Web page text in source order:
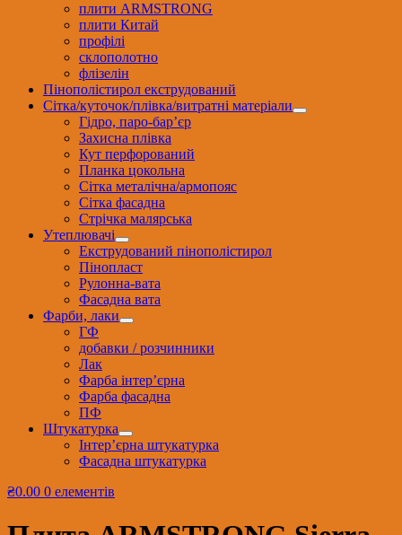
плити ARMSTRONG
плити Китай
профілі
склополотно
флізелін
Пінополістирол екструдований
Сітка/куточок/плівка/витратні матеріали
Гідро, паро-бар’єр
Захисна плівка
Кут перфорований
Планка цокольна
Сітка металічна/армопояс
Сітка фасадна
Стрічка малярська
Утеплювачі
Екструдований пінополістирол
Пінопласт
Рулонна-вата
Фасадна вата
Фарби, лаки
ГФ
добавки / розчинники
Лак
Фарба інтер’єрна
Фарба фасадна
ПФ
Штукатурка
Інтер’єрна штукатурка
Фасадна штукатурка
₴0.00 0 елементів